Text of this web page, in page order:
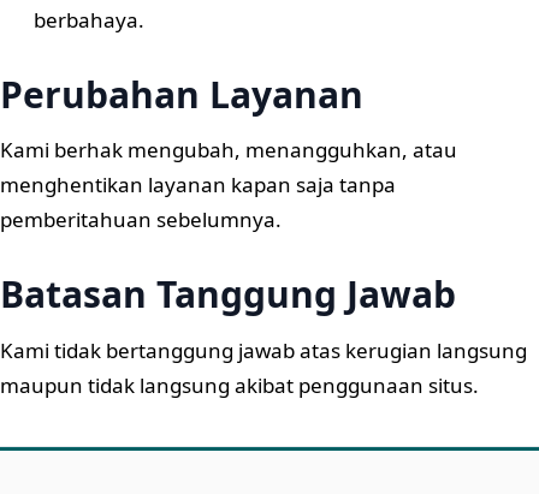
berbahaya.
Perubahan Layanan
Kami berhak mengubah, menangguhkan, atau
menghentikan layanan kapan saja tanpa
pemberitahuan sebelumnya.
Batasan Tanggung Jawab
Kami tidak bertanggung jawab atas kerugian langsung
maupun tidak langsung akibat penggunaan situs.